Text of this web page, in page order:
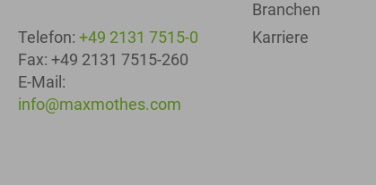
Telefon: +49 2131 7515-0
Fax: +49 2131 7515-260
E-Mail:
info@maxmothes.com
Branchen
Karriere